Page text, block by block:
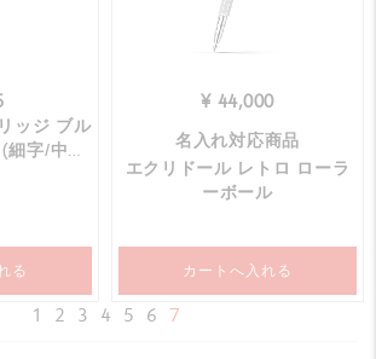
ッジ ブル
字/中字/
る
¥ 44,000
名入れ対応商品
エクリドール レトロ ローラ
ーボール
カートへ入れる
1 2 3 4 5 6 7